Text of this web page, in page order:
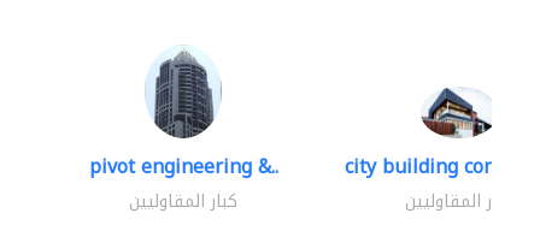
pivot engineering &..
كبار المقاوليين
city building
كبار المقاوليين